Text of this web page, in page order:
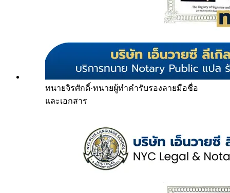
ทนายจิรศักดิ์·ทนายผู้ทำคำรับรองลายมือชื่อ
และเอกสาร